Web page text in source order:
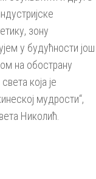
зону
у будућности још
на обострану
која је
мудрости“,
Николић.